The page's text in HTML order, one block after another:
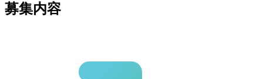
募集内容